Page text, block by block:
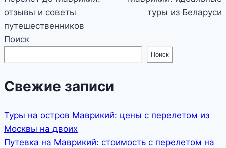
записям
отзывы и советы
путешественников
туры из Беларуси
Поиск
Поиск
Свежие записи
Туры на остров Маврикий: цены с перелетом из
Москвы на двоих
Путевка на Маврикий: стоимость с перелетом на